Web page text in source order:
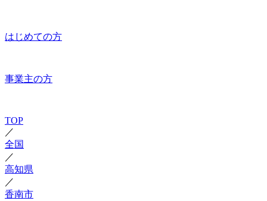
はじめての方
事業主の方
TOP
／
全国
／
高知県
／
香南市